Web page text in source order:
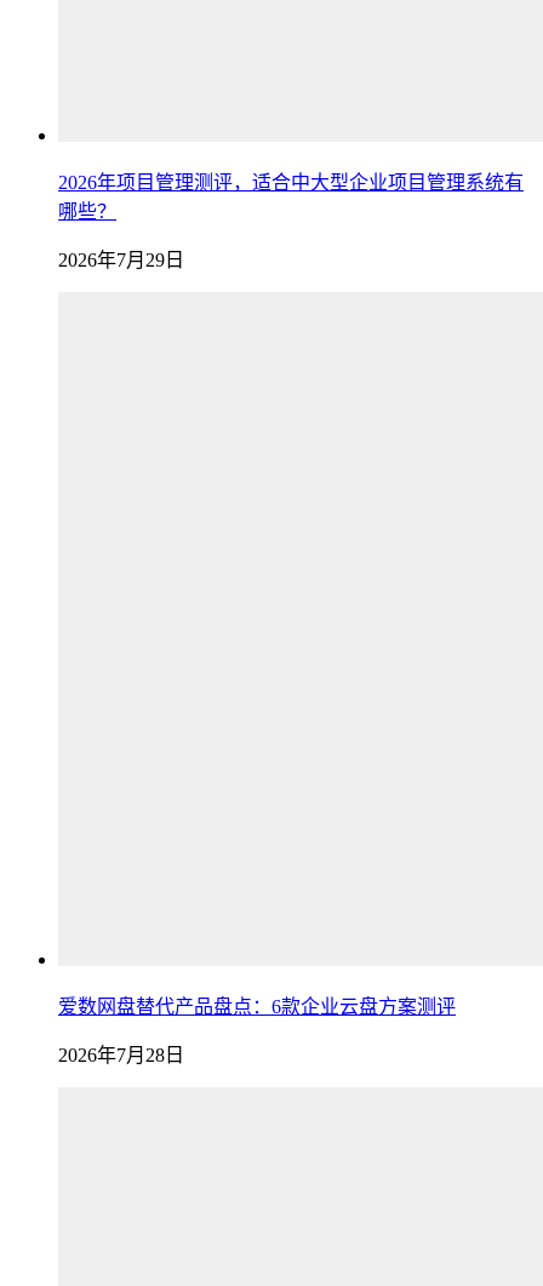
2026年项目管理测评，适合中大型企业项目管理系统有
哪些？
2026年7月29日
爱数网盘替代产品盘点：6款企业云盘方案测评
2026年7月28日